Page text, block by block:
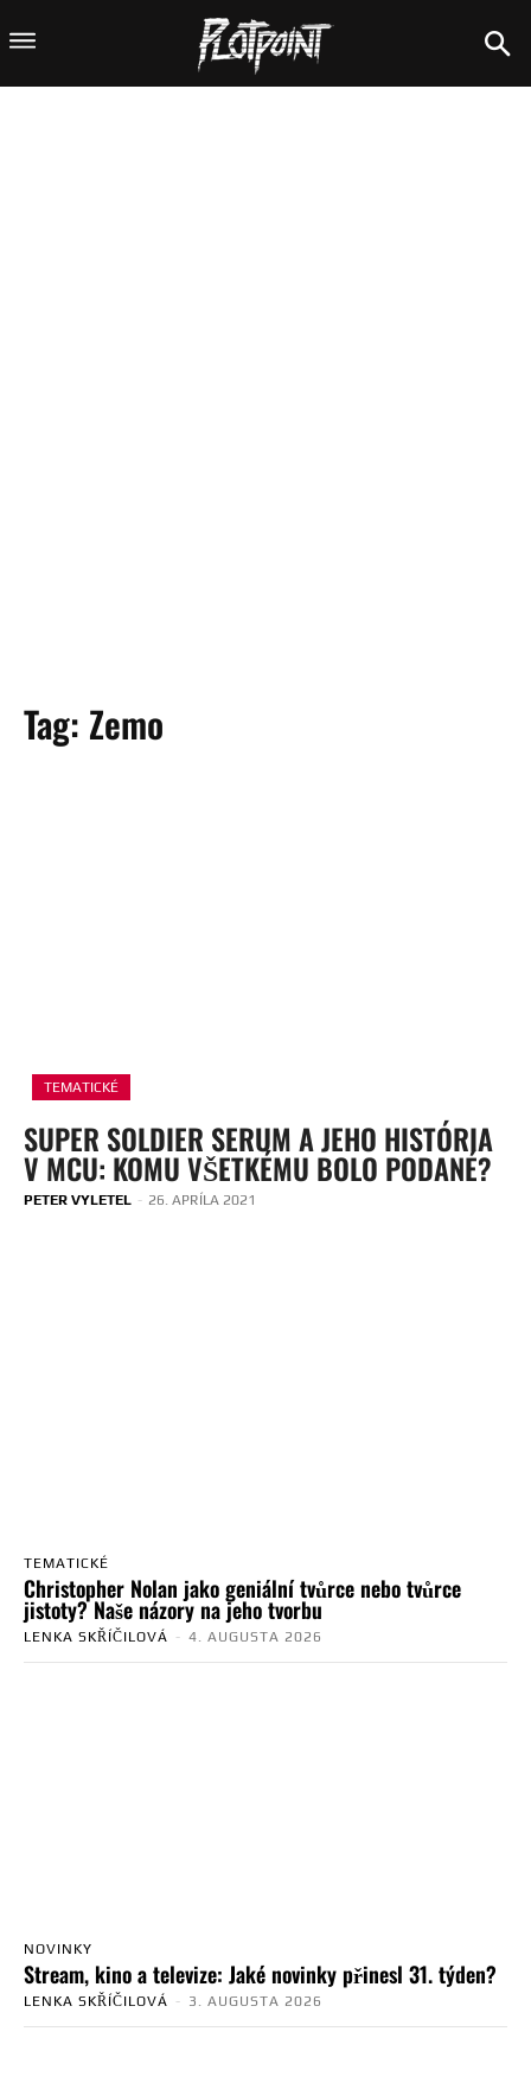
Tag: Zemo
TEMATICKÉ
SUPER SOLDIER SERUM A JEHO HISTÓRIA
V MCU: KOMU VŠETKÉMU BOLO PODANÉ?
PETER VYLETEL - 26. APRÍLA 2021
TEMATICKÉ
Christopher Nolan jako geniální tvůrce nebo tvůrce
jistoty? Naše názory na jeho tvorbu
LENKA SKŘÍČILOVÁ - 4. AUGUSTA 2026
NOVINKY
Stream, kino a televize: Jaké novinky přinesl 31. týden?
LENKA SKŘÍČILOVÁ - 3. AUGUSTA 2026